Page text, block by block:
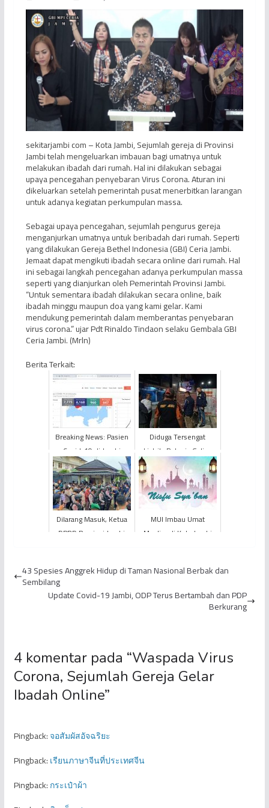
sekitarjambi com – Kota Jambi, Sejumlah gereja di Provinsi
Jambi telah mengeluarkan imbauan bagi umatnya untuk
melakukan ibadah dari rumah. Hal ini dilakukan sebagai
upaya pencegahan penyebaran Virus Corona. Aturan ini
dikeluarkan setelah pemerintah pusat menerbitkan larangan
untuk adanya kegiatan perkumpulan massa.
Sebagai upaya pencegahan, sejumlah pengurus gereja
menganjurkan umatnya untuk beribadah dari rumah. Seperti
yang dilakukan Gereja Bethel Indonesia (GBI) Ceria Jambi.
Jemaat dapat mengikuti ibadah secara online dari rumah. Hal
ini sebagai langkah pencegahan adanya perkumpulan massa
seperti yang dianjurkan oleh Pemerintah Provinsi Jambi.
“Untuk sementara ibadah dilakukan secara online, baik
ibadah minggu maupun doa yang kami gelar. Kami
mendukung pemerintah dalam memberantas penyebaran
virus corona.” ujar Pdt Rinaldo Tindaon selaku Gembala GBI
Ceria Jambi. (Mrln)
Berita Terkait:
Breaking News: Pasien
Covid-19 di Jambi
Bertambah, Total Jadi
13 Orang
Diduga Tersengat
Listrik, Pekerja Galian
Proyek IPAL di Kota
Jambi Ditemukan Tewas
Dilarang Masuk, Ketua
DPRD Provinsi Jambi
yang ...
MUI Imbau Umat
Muslim di Kota Jambi
43 Spesies Anggrek Hidup di Taman Nasional Berbak dan
Sembilang
Update Covid-19 Jambi, ODP Terus Bertambah dan PDP
Berkurang
4 komentar pada “Waspada Virus
Corona, Sejumlah Gereja Gelar
Ibadah Online”
Pingback:จอสัมผัสอัจฉริยะ
Pingback:เรียนภาษาจีนที่ประเทศจีน
Pingback:กระเป๋าผ้า